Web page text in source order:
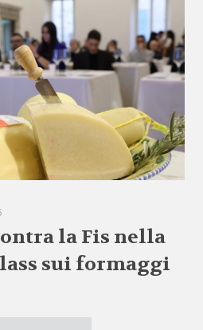
la Fis nella
sui formaggi